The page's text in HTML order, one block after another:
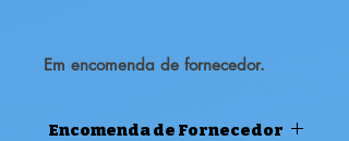
Em encomenda de fornecedor.
Encomenda de Fornecedor